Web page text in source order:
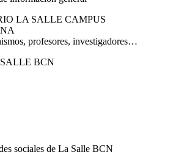
LA SALLE CAMPUS
profesores, investigadores…
BCN
sociales de La Salle BCN